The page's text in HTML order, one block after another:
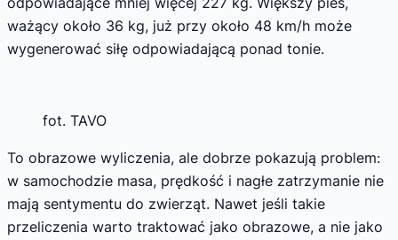
ważący około 36 kg, już przy około 48 km/h może
wygenerować siłę odpowiadającą ponad tonie.
fot. TAVO
To obrazowe wyliczenia, ale dobrze pokazują problem:
w samochodzie masa, prędkość i nagłe zatrzymanie nie
mają sentymentu do zwierząt. Nawet jeśli takie
przeliczenia warto traktować jako obrazowe, a nie jako